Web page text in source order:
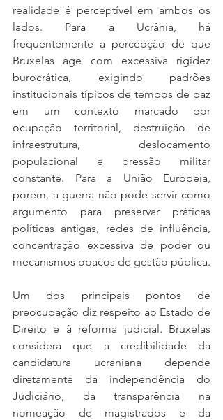
realidade é perceptível em ambos os
lados. Para a Ucrânia, há
frequentemente a percepção de que
Bruxelas age com excessiva rigidez
burocrática, exigindo padrões
institucionais típicos de tempos de paz
em um contexto marcado por
ocupação territorial, destruição de
infraestrutura, deslocamento
populacional e pressão militar
constante. Para a União Europeia,
porém, a guerra não pode servir como
argumento para preservar práticas
políticas antigas, redes de influência,
concentração excessiva de poder ou
mecanismos opacos de gestão pública.
Um dos principais pontos de
preocupação diz respeito ao Estado de
Direito e à reforma judicial. Bruxelas
considera que a credibilidade da
candidatura ucraniana depende
diretamente da independência do
Judiciário, da transparência na
nomeação de magistrados e da